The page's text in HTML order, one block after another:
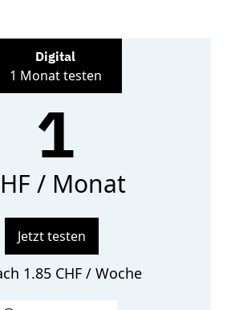
Digital
1 Monat testen
1
/ Monat
Jetzt testen
1.85 CHF / Woche